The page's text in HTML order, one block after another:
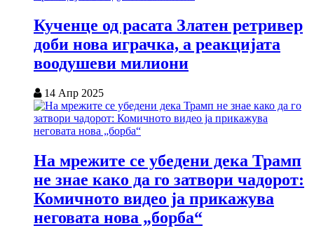
Кученце од расата Златен ретривер
доби нова играчка, а реакцијата
воодушеви милиони
14 Апр 2025
На мрежите се убедени дека Трамп
не знае како да го затвори чадорот:
Комичното видео ја прикажува
неговата нова „борба“